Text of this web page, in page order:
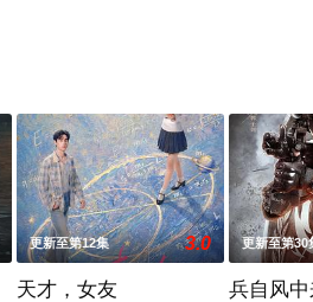
更新至第12集 3.0
天才，女友
更新至第30
兵自风